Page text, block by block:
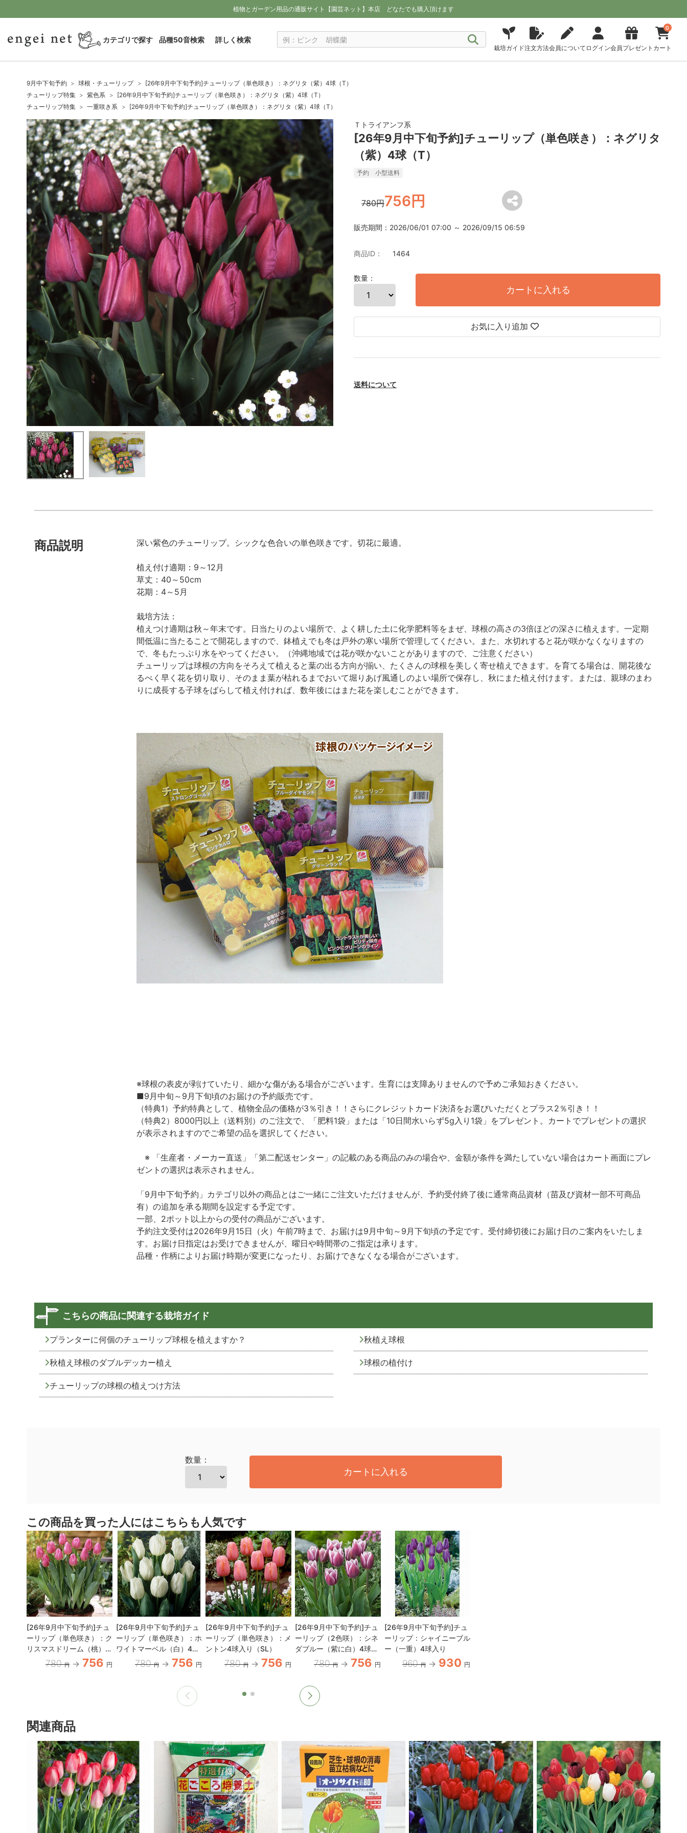
植物とガーデン用品の通販サイト【園芸ネット】本店 どなたでも購入頂けます
カテゴリで探す 品種50音検索 詳しく検索
栽培ガイド注文方法会員について ログイン会員プレゼント
0
カート
9月中下旬予約 球根・チューリップ
[26年9月中下旬予約]チューリップ（単色咲き）：ネグリタ（紫）4球（T）
チューリップ特集
紫色系
[26年9月中下旬予約]チューリップ（単色咲き）：ネグリタ（紫）4球（T）
チューリップ特集
一重咲き系 [26年9月中下旬予約]チューリップ（単色咲き）：ネグリタ（紫）4球（T）
Ｔトライアンフ系
[26年9月中下旬予約]チューリップ（単色咲き）：ネグリタ
（紫）4球（T）
予約 小型送料
780円756円
販売期間：2026/06/01 07:00 ～ 2026/09/15 06:59
商品ID： 1464
数量：
カートに入れる
お気に入り追加
送料について
商品説明 深い紫色のチューリップ。シックな色合いの単色咲きです。切花に最適。
植え付け適期：9～12月
草丈：40～50cm
花期：4～5月
栽培方法：
植えつけ適期は秋～年末です。日当たりのよい場所で、よく耕した土に化学肥料等をまぜ、球根の高さの3倍ほどの深さに植えます。一定期
間低温に当たることで開花しますので、鉢植えでも冬は戸外の寒い場所で管理してください。また、水切れすると花が咲かなくなりますの
で、冬もたっぷり水をやってください。（沖縄地域では花が咲かないことがありますので、ご注意ください）
チューリップは球根の方向をそろえて植えると葉の出る方向が揃い、たくさんの球根を美しく寄せ植えできます。を育てる場合は、開花後な
るべく早く花を切り取り、そのまま葉が枯れるまでおいて堀りあげ風通しのよい場所で保存し、秋にまた植え付けます。または、親球のまわ
りに成長する子球をばらして植え付ければ、数年後にはまた花を楽しむことができます。
※球根の表皮が剥けていたり、細かな傷がある場合がございます。生育には支障ありませんので予めご承知おきください。
■9月中旬～9月下旬頃のお届けの予約販売です。
（特典1）予約特典として、植物全品の価格が3％引き！！さらにクレジットカード決済をお選びいただくとプラス2％引き！！
（特典2）8000円以上（送料別）のご注文で、「肥料1袋」または「10日間水いらず5g入り1袋」をプレゼント。カートでプレゼントの選択
が表示されますのでご希望の品を選択してください。
※ 「生産者・メーカー直送」「第二配送センター」の記載のある商品のみの場合や、金額が条件を満たしていない場合はカート画面にプレ
ゼントの選択は表示されません。
「9月中下旬予約」カテゴリ以外の商品とはご一緒にご注文いただけませんが、予約受付終了後に通常商品資材（苗及び資材一部不可商品
有）の追加を承る期間を設定する予定です。
一部、2ポット以上からの受付の商品がございます。
予約注文受付は2026年9月15日（火）午前7時まで、お届けは9月中旬～9月下旬頃の予定です。受付締切後にお届け日のご案内をいたしま
す。お届け日指定はお受けできませんが、曜日や時間帯のご指定は承ります。
品種・作柄によりお届け時期が変更になったり、お届けできなくなる場合がございます。
こちらの商品に関連する栽培ガイド
プランターに何個のチューリップ球根を植えますか？ 秋植え球根
秋植え球根のダブルデッカー植え 球根の植付け
チューリップの球根の植えつけ方法
数量：
カートに入れる
この商品を買った人にはこちらも人気です
[26年9月中下旬予約]チュ
ーリップ（単色咲き）：ク
リスマスドリーム（桃）4
球入り（SE）（早咲き）
780 円 756 円
[26年9月中下旬予約]チュ
ーリップ（単色咲き）：ホ
ワイトマーベル（白）4球
入り（T）
780 円 756 円
[26年9月中下旬予約]チュ
ーリップ（単色咲き）：メ
ントン4球入り（SL）
780 円 756 円
[26年9月中下旬予約]チュ
ーリップ（2色咲）：シネ
ダブルー（紫に白）4球入
り（T）780 円 756 円
[26年9月中下旬予約]チュ
ーリップ：シャイニーブル
ー（一重）4球入り
960 円 930 円
関連商品